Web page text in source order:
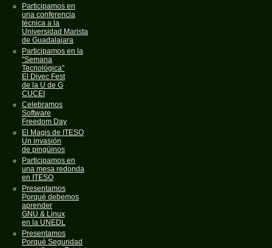
Participamos en
una conferencia
técnica a la
Universidad Marista
de Guadalajara
Participamos en la
"Semana
Tecnológica"
El Divec Fest
de la U de G
CUCEI
Celebramos
Software
Freedom Day
El Magis de ITESO
Un invasión
de pingüinos
Participamos en
una mesa redonda
en ITESO
Presentamos
Porqué debemos
aprender
GNU & Linux
en la UNEDL
Presentamos
Porqué Seguridad